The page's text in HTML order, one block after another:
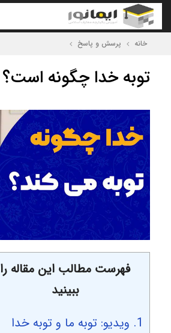
خانه پرسش و پاسخ
توبه خدا چگونه است؟
فهرست مطالب این مقاله را
ببینید
1. ویدیو: توبه ما و توبه خدا